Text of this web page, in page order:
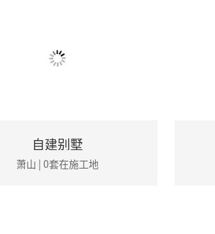
自建别墅
萧山 | 0套在施工地